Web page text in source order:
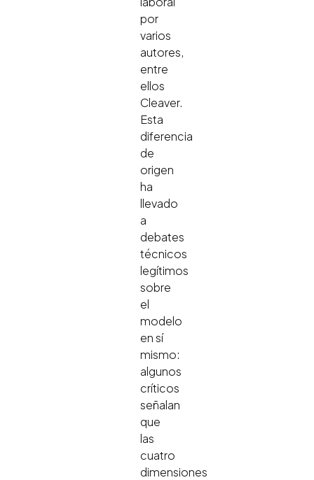
por
varios
autores,
entre
ellos
Cleaver.
Esta
diferencia
de
origen
ha
llevado
a
debates
técnicos
legítimos
sobre
el
modelo
en sí
mismo:
algunos
críticos
señalan
que
las
cuatro
dimensiones